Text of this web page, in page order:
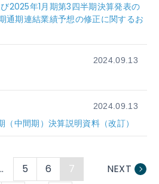
2025年1月期第3四半期決算発表の
通期連結業績予想の修正に関するお
2024.09.13
2024.09.13
中間期）決算説明資料（改訂）
5 6
7
NEXT